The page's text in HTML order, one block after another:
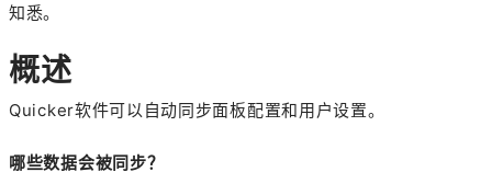
知悉。
概述
Quicker软件可以自动同步面板配置和用户设置。
哪些数据会被同步？